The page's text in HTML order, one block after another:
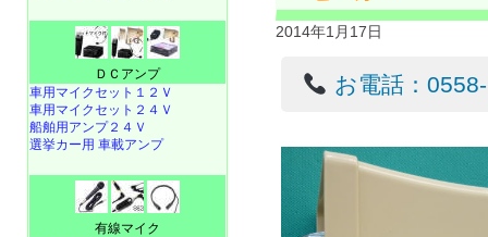
2014年1月17日
お電話：
ＤＣアンプ
車用マイクセット１２Ｖ
車用マイクセット２４Ｖ
船舶用アンプ２４Ｖ
選挙カー用 車載アンプ
有線マイク